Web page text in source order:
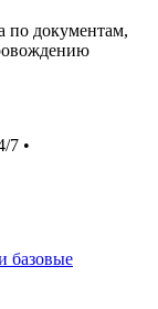
по документам,
7 •
базовые